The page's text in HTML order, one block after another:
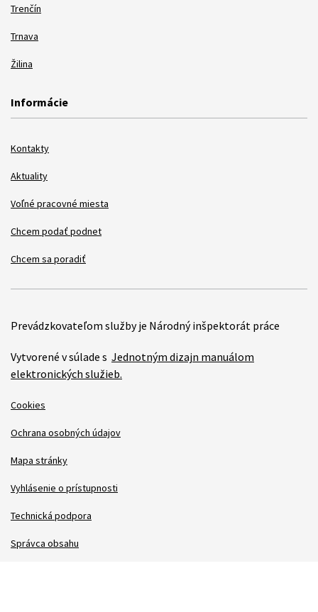
Trenčín
Trnava
Žilina
Informácie
Kontakty
Aktuality
Voľné pracovné miesta
Chcem podať podnet
Chcem sa poradiť
Prevádzkovateľom služby je Národný inšpektorát práce
Vytvorené v súlade s Jednotným dizajn manuálom
elektronických služieb.
Cookies
Ochrana osobných údajov
Mapa stránky
Vyhlásenie o prístupnosti
Technická podpora
Správca obsahu